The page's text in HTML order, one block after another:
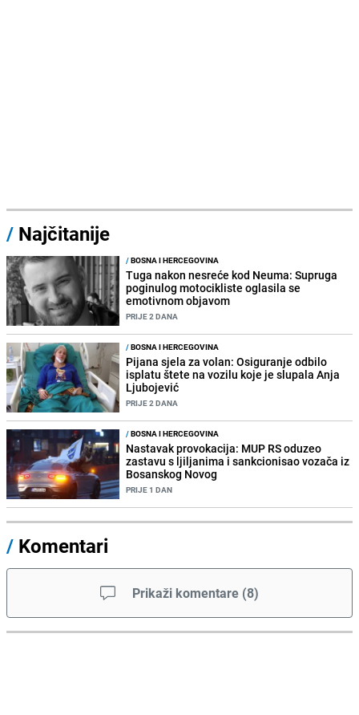
/ Najčitanije
/BOSNA I HERCEGOVINA
Tuga nakon nesreće kod Neuma: Supruga
poginulog motocikliste oglasila se
emotivnom objavom
PRIJE 2 DANA
/BOSNA I HERCEGOVINA
Pijana sjela za volan: Osiguranje odbilo
isplatu štete na vozilu koje je slupala Anja
Ljubojević
PRIJE 2 DANA
/BOSNA I HERCEGOVINA
Nastavak provokacija: MUP RS oduzeo
zastavu s ljiljanima i sankcionisao vozača iz
Bosanskog Novog
PRIJE 1 DAN
/ Komentari
Prikaži komentare (8)